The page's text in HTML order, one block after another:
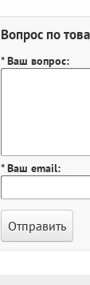
Вопрос по
* Ваш вопрос:
* Ваш email: